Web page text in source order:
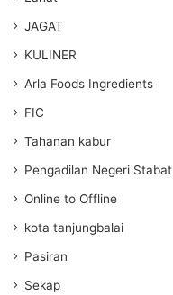
JAGAT
KULINER
Arla Foods Ingredients
FIC
Tahanan kabur
Pengadilan Negeri Stabat
Online to Offline
kota tanjungbalai
Pasiran
Sekap